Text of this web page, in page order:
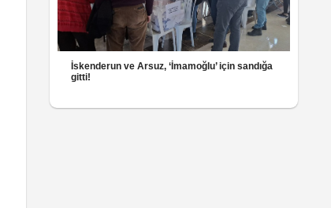
İskenderun ve Arsuz, ‘İmamoğlu’ için sandığa
gitti!